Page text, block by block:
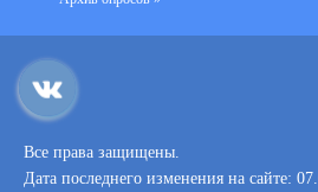
Все права защищены.
Дата последнего изменения на сайте: